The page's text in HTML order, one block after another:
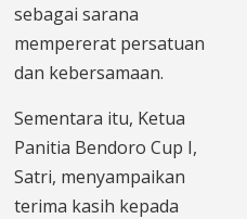
sebagai sarana
mempererat persatuan
dan kebersamaan.
Sementara itu, Ketua
Panitia Bendoro Cup I,
Satri, menyampaikan
terima kasih kepada